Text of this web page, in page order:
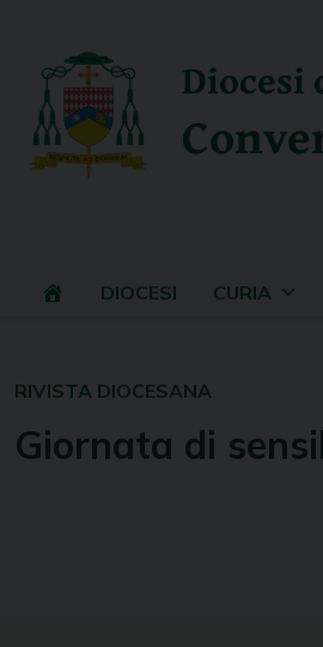
content
Diocesi
DIOCESI CURIA
RIVISTA DIOCESANA
Giornata di